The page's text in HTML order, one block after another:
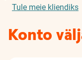
Tule meie kliendiks
Konto